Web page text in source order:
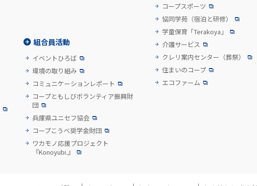
組合員活動
イベントひろば
環境の取り組み
コミュニケーションレポート
コープともしびボランティア振興財
団
兵庫県ユニセフ協会
コープこうべ奨学金財団
ワカモノ応援プロジェクト
『Konoyubi.』
コープスポーツ
協同学苑 （宿泊と研修）
学童保育「Terakoya」
介護サービス
クレリ案内センター （葬祭）
住まいのコープ
エコファーム